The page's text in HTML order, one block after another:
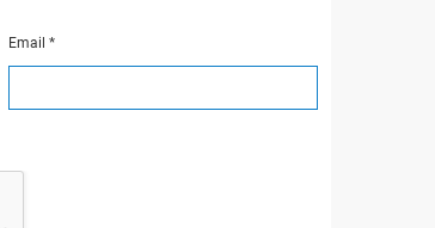
Email *